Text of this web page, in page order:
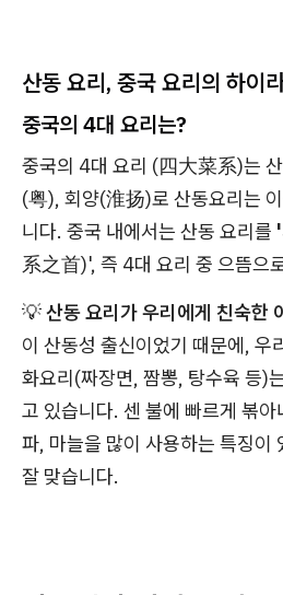
산동 요리, 중국 요리의 하이
중국의 4대 요리는?
중국의 4대 요리 (四大菜系)는
(粤), 회양(淮扬)로 산동요리는
니다. 중국 내에서는 산동 요리를 '
系之首)', 즉 4대 요리 중 으뜸으
💡산동 요리가 우리에게 친숙한
이 산동성 출신이었기 때문에, 우
화요리(짜장면, 짬뽕, 탕수육 등)
고 있습니다. 센 불에 빠르게 볶
파, 마늘을 많이 사용하는 특징이
잘 맞습니다.